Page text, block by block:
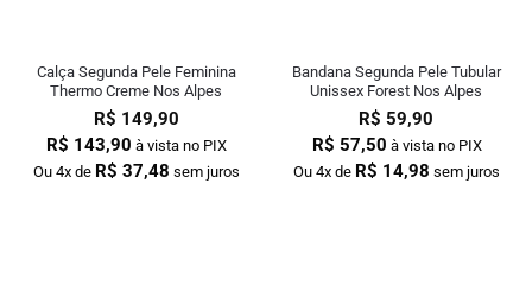
Calça Segunda Pele Feminina
Thermo Creme Nos Alpes
R$ 149,90
R$ 143,90 à vista no PIX
Ou 4x de R$ 37,48 sem juros
Bandana Segunda Pele Tubular
Unissex Forest Nos Alpes
R$ 59,90
R$ 57,50 à vista no PIX
Ou 4x de R$ 14,98 sem juros